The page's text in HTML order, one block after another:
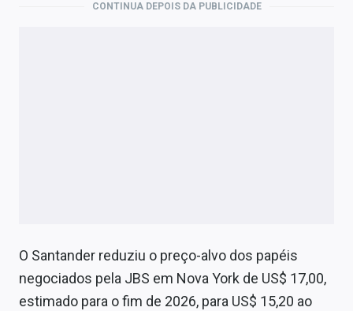
Contato
CONTINUA DEPOIS DA PUBLICIDADE
O Santander reduziu o preço-alvo dos papéis
negociados pela JBS em Nova York de US$ 17,00,
estimado para o fim de 2026, para US$ 15,20 ao